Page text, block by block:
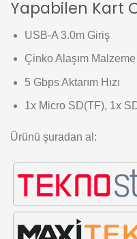
Yapabilen Kart
USB-A 3.0m Giriş
Çinko Alaşım Malzeme
5 Gbps Aktarım Hızı
1x Micro SD(TF), 1x
Ürünü şuradan al: